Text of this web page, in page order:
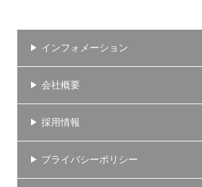
インフォメーション
会社概要
採用情報
プライバシーポリシー